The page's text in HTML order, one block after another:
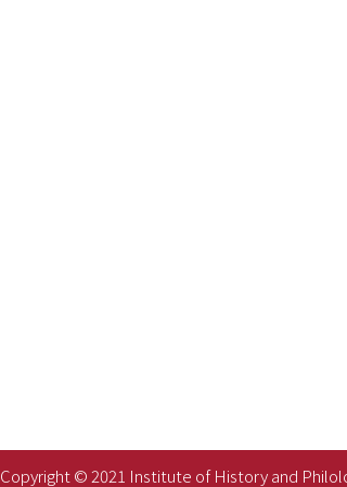
Copyright © 2021 Institute of History and